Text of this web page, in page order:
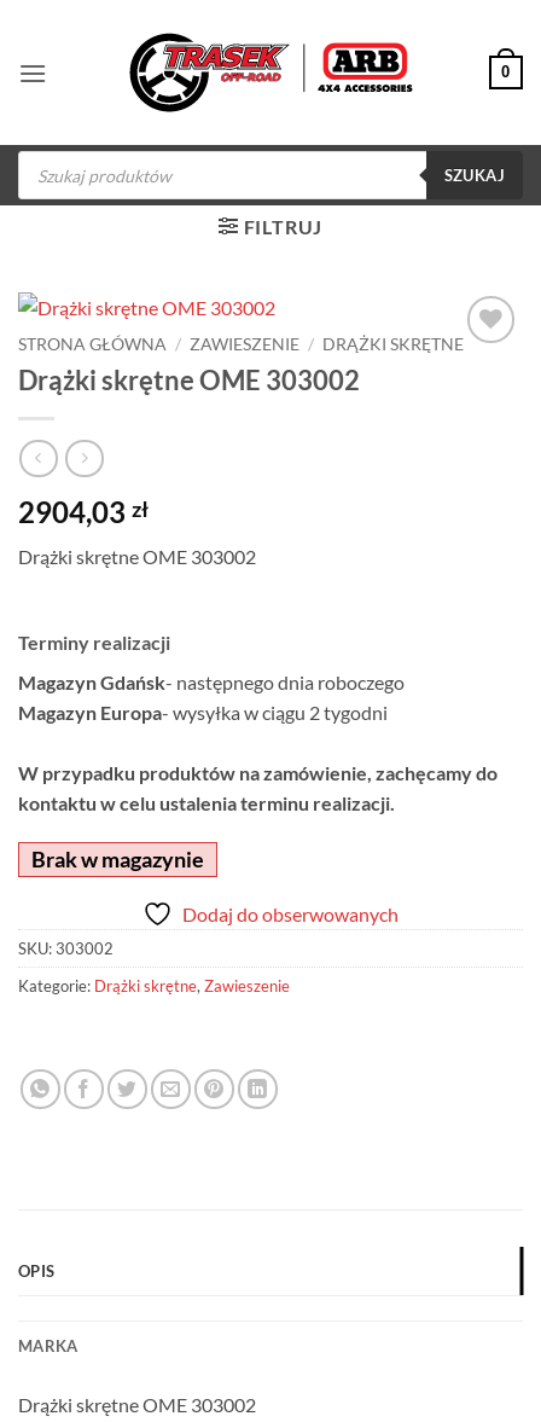
zawartości
0
Wyszukiwarka
produktów
SZUKAJ
FILTRUJ
STRONA GŁÓWNA / ZAWIESZENIE / DRĄŻKI SKRĘTNE
Drążki skrętne OME 303002
2904,03 zł
Drążki skrętne OME 303002
Terminy realizacji
Magazyn Gdańsk- następnego dnia roboczego
Magazyn Europa- wysyłka w ciągu 2 tygodni
W przypadku produktów na zamówienie, zachęcamy do
kontaktu w celu ustalenia terminu realizacji.
Brak w magazynie
Dodaj do obserwowanych
SKU:303002
Kategorie: Drążki skrętne,Zawieszenie
OPIS
MARKA
Drążki skrętne OME 303002